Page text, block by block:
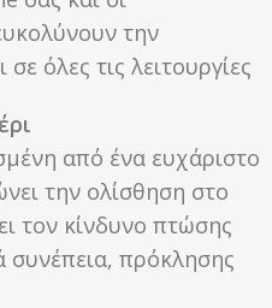
την
όλες τις λειτουργίες
από ένα ευχάριστο
την ολίσθηση στο
τον κίνδυνο πτώσης
συνέπεια, πρόκλησης